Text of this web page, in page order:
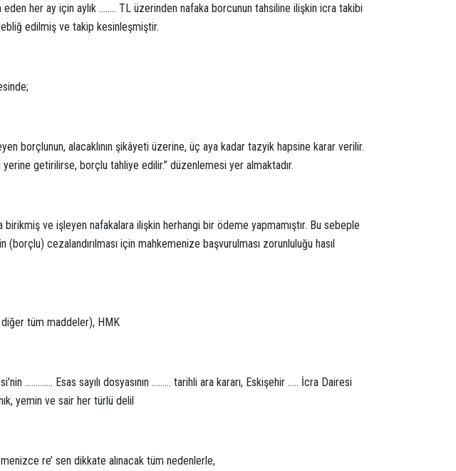
her ay için aylık …….. TL üzerinden nafaka borcunun tahsiline ilişkin icra takibi
edilmiş ve takip kesinleşmiştir.
borçlunun, alacaklının şikâyeti üzerine, üç aya kadar tazyik hapsine karar verilir.
getirilirse, borçlu tahliye edilir.” düzenlemesi yer almaktadır.
ve işleyen nafakalara ilişkin herhangi bir ödeme yapmamıştır. Bu sebeple
cezalandırılması için mahkemenize başvurulması zorunluluğu hasıl
tüm maddeler), HMK
…………. Esas sayılı dosyasının ……… tarihli ara kararı, Eskişehir ….. İcra Dairesi
yemin ve sair her türlü delil
re’ sen dikkate alınacak tüm nedenlerle,